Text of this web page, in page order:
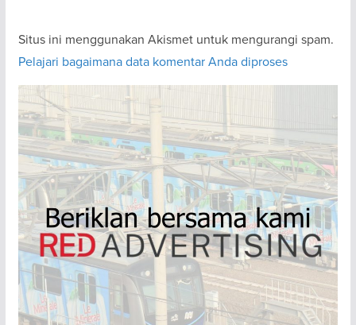
Situs ini menggunakan Akismet untuk mengurangi spam.
Pelajari bagaimana data komentar Anda diproses